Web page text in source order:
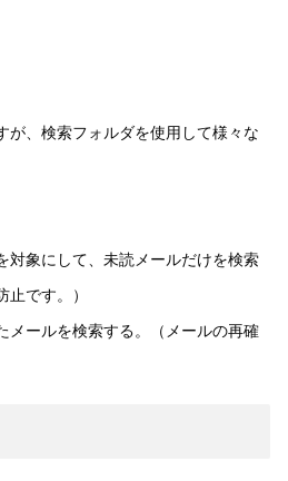
が、検索フォルダを使用して様々な
対象にして、未読メールだけを検索
です。）
メールを検索する。（メールの再確